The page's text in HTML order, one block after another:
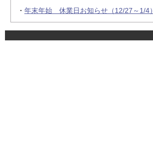
・ 年末年始 休業日お知らせ（12/27～1/4）